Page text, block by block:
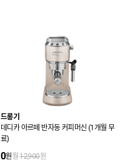
드롱기
데디카 아르떼 반자동 커피머신 (1개월 무
료)
0원월12,900원